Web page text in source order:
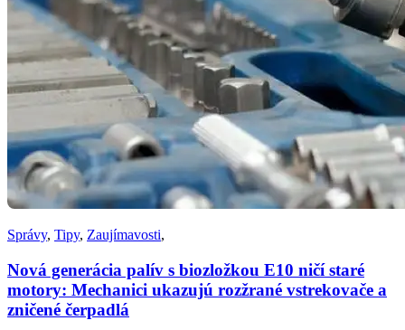
Správy, Tipy, Zaujímavosti,
Nová generácia palív s biozložkou E10 ničí staré
motory: Mechanici ukazujú rozžrané vstrekovače a
zničené čerpadlá